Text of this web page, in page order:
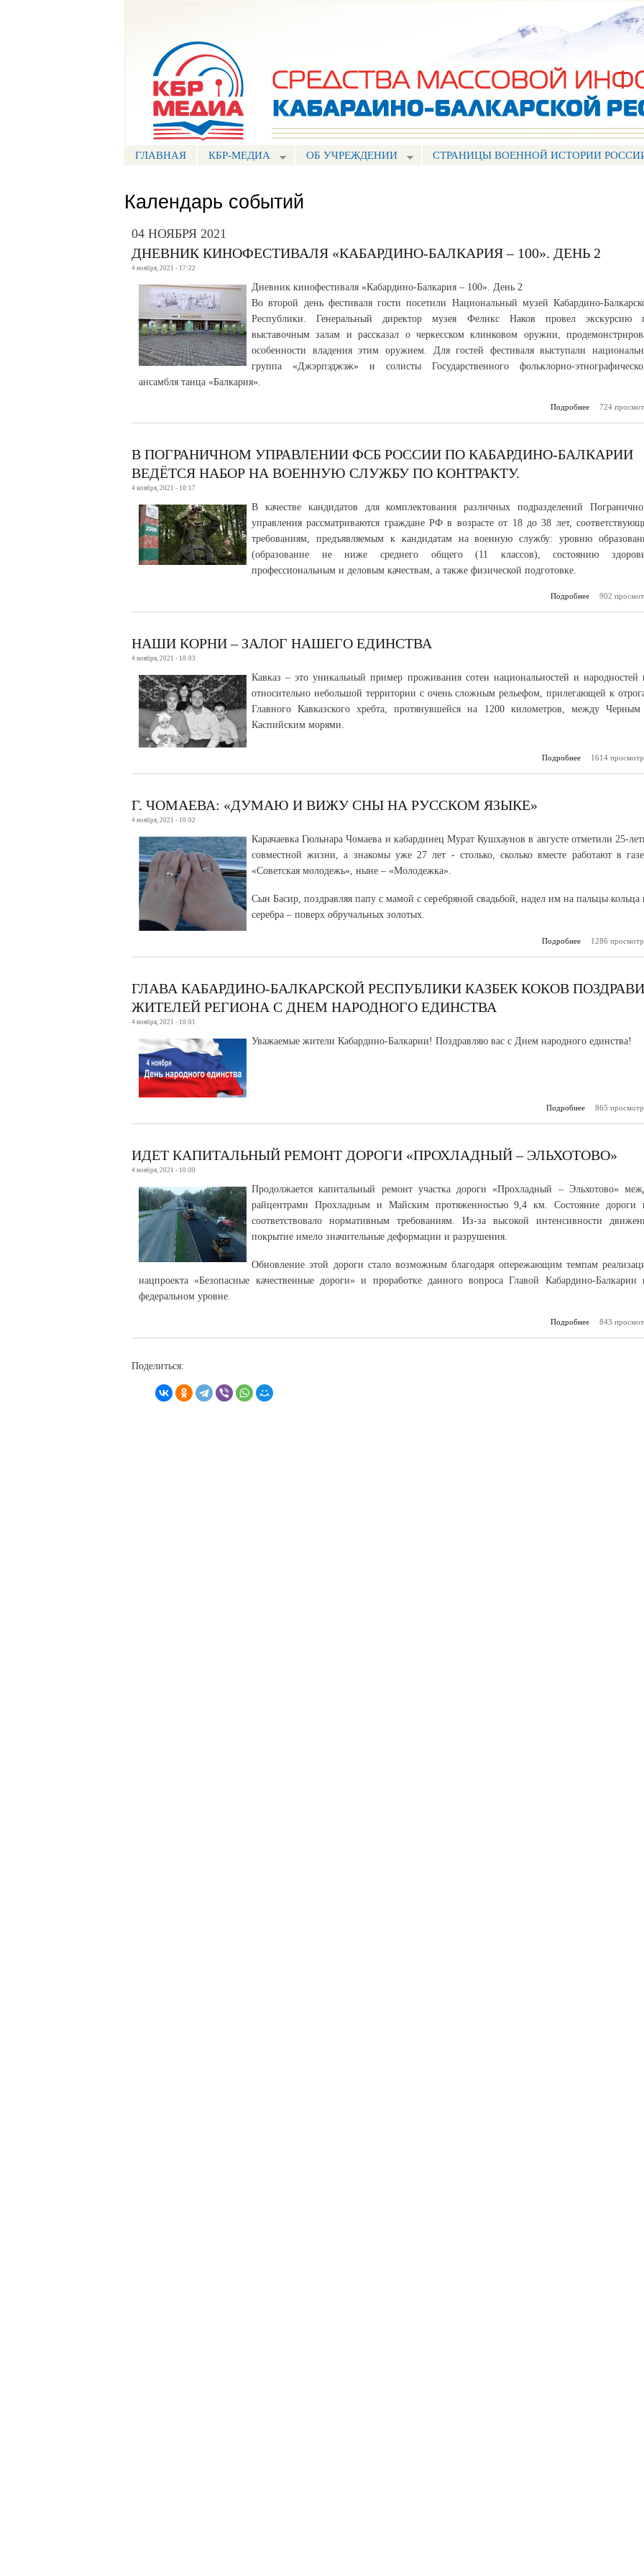
ГЛАВНАЯ КБР-МЕДИА ОБ УЧРЕЖДЕНИИ СТРАНИЦЫ ВОЕННОЙ ИСТОРИИ
Календарь событий
04 НОЯБРЯ 2021
ДНЕВНИК КИНОФЕСТИВАЛЯ «КАБАРДИНО-БАЛКАРИЯ – 100». ДЕНЬ 2
4 ноября, 2021 - 17:22
Дневник кинофестиваля «Кабардино-Балкария – 100». День 2
Во второй день фестиваля гости посетили Национальный музей Кабардино-
Республики. Генеральный директор музея Феликс Наков провел экскурсию
выставочным залам и рассказал о черкесском клинковом оружии,
особенности владения этим оружием. Для гостей фестиваля выступали
группа «Джэрпэджэж» и солисты Государственного фольклорно-
ансамбля танца «Балкария».
Подробнее
о
724
В ПОГРАНИЧНОМ УПРАВЛЕНИИ ФСБ РОССИИ ПО КАБАРДИНО-БАЛКАРИИ
ВЕДЁТСЯ НАБОР НА ВОЕННУЮ СЛУЖБУ ПО КОНТРАКТУ.
4 ноября, 2021 - 10:17
В качестве кандидатов для комплектования различных подразделений
управления рассматриваются граждане РФ в возрасте от 18 до 38 лет,
требованиям, предъявляемым к кандидатам на военную службу: уровню
(образование не ниже среднего общего (11 классов), состоянию
профессиональным и деловым качествам, а также физической подготовке.
Подробнее
о В
902
НАШИ КОРНИ – ЗАЛОГ НАШЕГО ЕДИНСТВА
4 ноября, 2021 - 10:03
Кавказ – это уникальный пример проживания сотен национальностей и народностей
относительно небольшой территории с очень сложным рельефом, прилегающей к
Главного Кавказского хребта, протянувшейся на 1200 километров, между
Каспийским морями.
Подробнее
о Наши корни
1614
Г. ЧОМАЕВА: «ДУМАЮ И ВИЖУ СНЫ НА РУССКОМ ЯЗЫКЕ»
4 ноября, 2021 - 10:02
Карачаевка Гюльнара Чомаева и кабардинец Мурат Кушхаунов в августе отметили 25-
совместной жизни, а знакомы уже 27 лет - столько, сколько вместе работают в
«Советская молодежь», ныне – «Молодежка».
Сын Басир, поздравляя папу с мамой с серебряной свадьбой, надел им на пальцы кольца
серебра – поверх обручальных золотых.
Подробнее
о Г. Чомаева:
1286
ГЛАВА КАБАРДИНО-БАЛКАРСКОЙ РЕСПУБЛИКИ КАЗБЕК КОКОВ
ЖИТЕЛЕЙ РЕГИОНА С ДНЕМ НАРОДНОГО ЕДИНСТВА
4 ноября, 2021 - 10:01
Уважаемые жители Кабардино-Балкарии! Поздравляю вас с Днем народного единства!
Подробнее
о Глава
865
ИДЕТ КАПИТАЛЬНЫЙ РЕМОНТ ДОРОГИ «ПРОХЛАДНЫЙ – ЭЛЬХОТОВО»⠀
4 ноября, 2021 - 10:00
Продолжается капитальный ремонт участка дороги «Прохладный – Эльхотово»
райцентрами Прохладным и Майским протяженностью 9,4 км. Состояние дороги
соответствовало нормативным требованиям. Из-за высокой интенсивности
покрытие имело значительные деформации и разрушения.
Обновление этой дороги стало возможным благодаря опережающим темпам
нацпроекта «Безопасные качественные дороги» и проработке данного вопроса Главой Кабардино-Балкарии
федеральном уровне.
Подробнее
о Идет
843
Поделиться: